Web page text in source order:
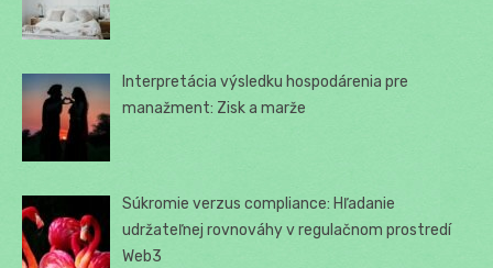
Interpretácia výsledku hospodárenia pre
manažment: Zisk a marže
Súkromie verzus compliance: Hľadanie
udržateľnej rovnováhy v regulačnom prostredí
Web3